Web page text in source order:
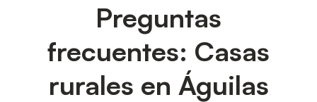
Preguntas
frecuentes: Casas
rurales en Águilas